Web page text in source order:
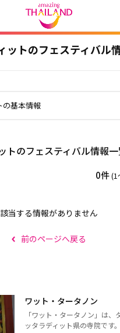
ットのフェスティバル
の基本情報
トのフェスティバル情報
0件(1
該当する情報がありません
前のページへ戻る
ワット・タータノン
「ワット・タータノン」は、
ッタラディット県の寺院です。